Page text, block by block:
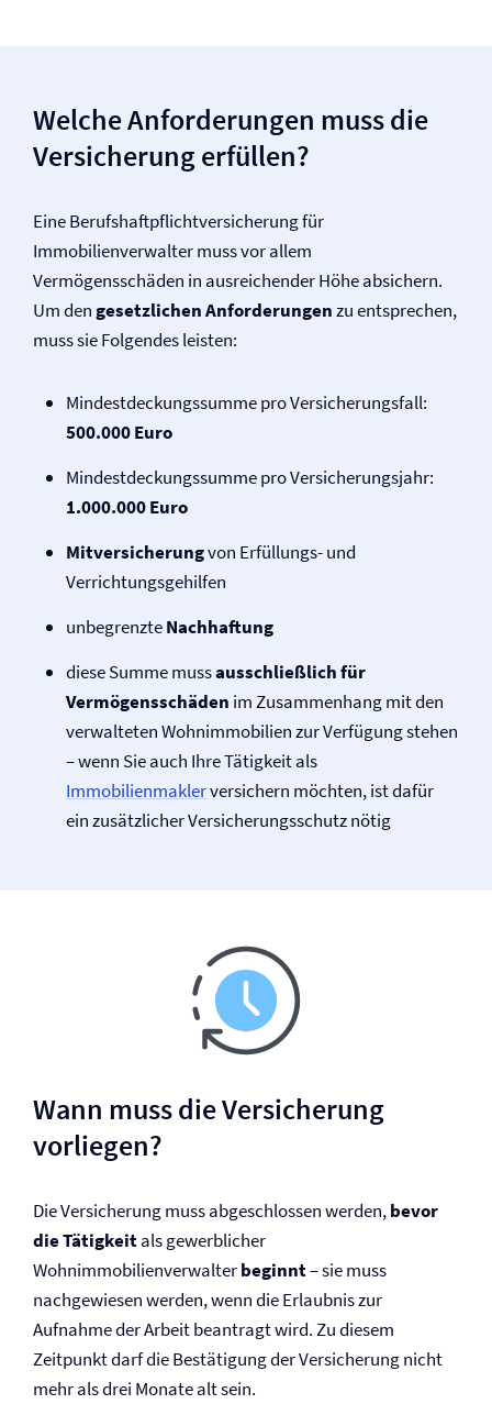
Welche Anforderungen muss die
Versicherung erfüllen?
Eine Berufs­haftpflicht­versicherung für
Immobilienverwalter muss vor allem
Vermögensschäden in ausreichender Höhe absichern.
Um dengesetzlichen Anforderungenzu entsprechen,
muss sie Folgendes leisten:
Mindestdeckungssumme pro Versicherungsfall:
500.000 Euro
Mindestdeckungssumme pro Versicherungsjahr:
1.000.000 Euro
Mit­versicherungvon Erfüllungs- und
Verrichtungsgehilfen
unbegrenzteNachhaftung
diese Summe mussausschließlich für
Vermögensschäden im Zusammenhang mit den
verwalteten Wohnimmobilien zur Verfügung stehen
– wenn Sie auch Ihre Tätigkeit als
Immobilienmaklerversichern möchten, ist dafür
ein zusätzlicher Versicherungsschutz nötig
Wann muss die Versicherung
vorliegen?
Die Versicherung muss abgeschlossen werden,bevor
die Tätigkeitals gewerblicher
Wohnimmobilienverwalterbeginnt– sie muss
nachgewiesen werden, wenn die Erlaubnis zur
Aufnahme der Arbeit beantragt wird. Zu diesem
Zeitpunkt darf die Bestätigung der Versicherung nicht
mehr als drei Monate alt sein.